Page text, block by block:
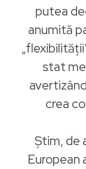
putea
anumită
stat
crea
Știm, de
European